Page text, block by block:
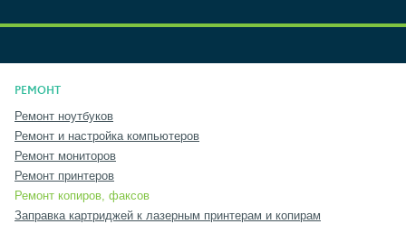
РЕМОНТ
Ремонт ноутбуков
Ремонт и настройка компьютеров
Ремонт мониторов
Ремонт принтеров
Ремонт копиров, факсов
Заправка картриджей к лазерным принтерам и копирам